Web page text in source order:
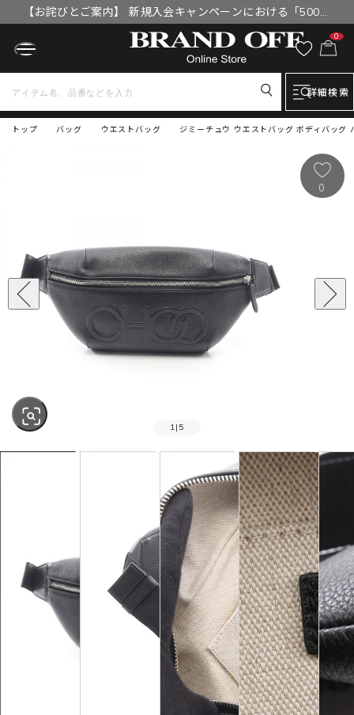
【お詫びとご案内】 新規入会キャンペーンにおける「500円
OFFクーポン」付与漏れと補填について
0
詳細検索
トップ ジミーチュウ ウエストバッグ ボディバッグ
バッグ ウエストバッグ
SOLD OUT
1 | 5
0